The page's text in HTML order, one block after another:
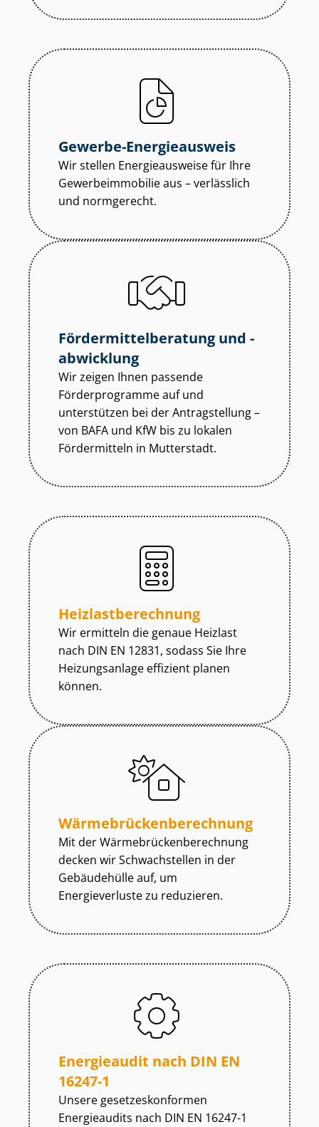
Gewerbe-Energieausweis
Wir stellen Energieausweise für Ihre
Ge­wer­be­im­mo­bi­lie aus – verlässlich
und normgerecht.
För­der­mit­tel­be­ra­tung und -
abwicklung
Wir zeigen Ihnen passende
Förderprogramme auf und
unterstützen bei der Antragstellung –
von BAFA und KfW bis zu lokalen
Fördermitteln in Mutterstadt.
Heiz­last­be­rech­nung
Wir ermitteln die genaue Heizlast
nach DIN EN 12831, sodass Sie Ihre
Heizungsanlage effizient planen
können.
Wär­me­brü­cken­be­rech­nung
Mit der Wär­me­brü­cken­be­rech­nung
decken wir Schwachstellen in der
Gebäudehülle auf, um
Energieverluste zu reduzieren.
Energieaudit nach DIN EN
16247-1
Unsere ge­set­zes­kon­for­men
Energieaudits nach DIN EN 16247-1